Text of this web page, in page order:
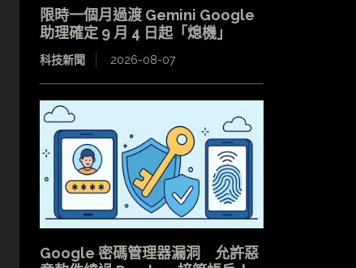
限時一個月過渡 Gemini Google
助理確定 9 月 4 日起「熄機」
科技新聞 2026-08-07
Google 密碼管理器漏洞 允許惡